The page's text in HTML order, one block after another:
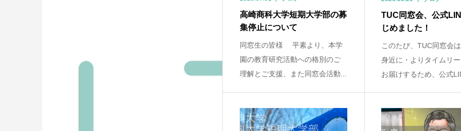
高崎商科大学短期大学部の募
集停止について
同窓生の皆様 平素より、本学
園の教育研究活動への格別のご
理解とご支援、また同窓会活動...
TUC同窓会、公式
じめました！
このたび、TUC同窓会
身近に・よりタイムリ
お届けするため、公式